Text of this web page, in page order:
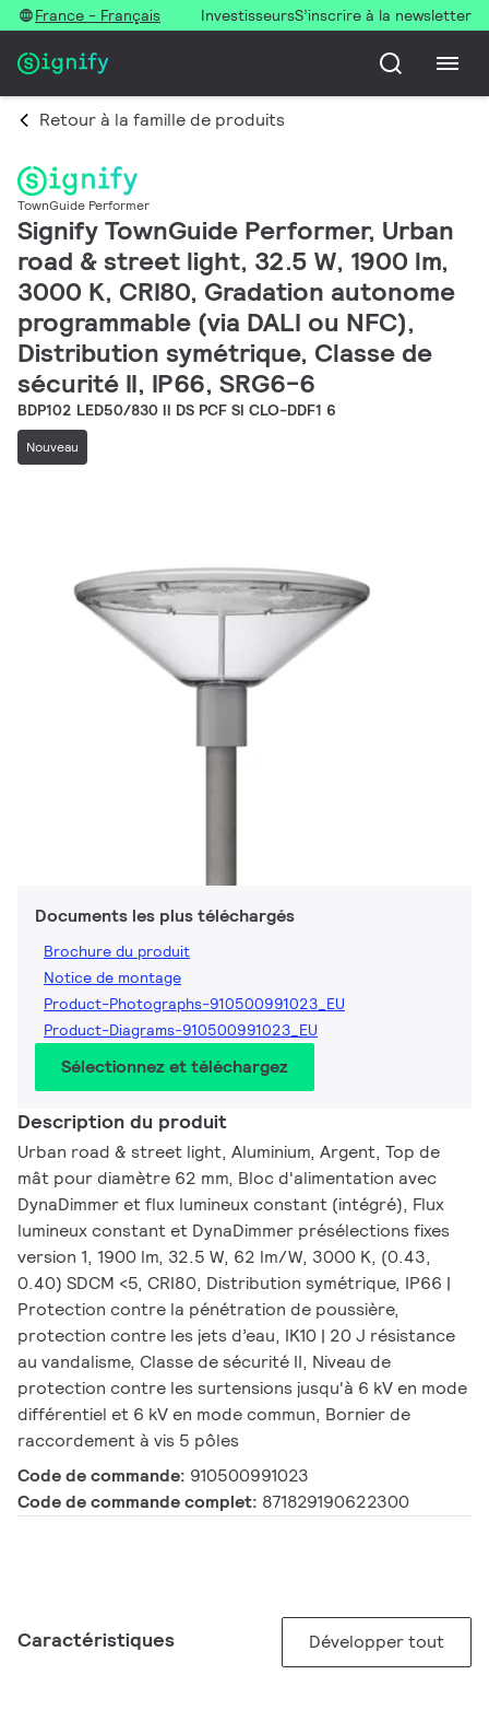
France - Français InvestisseursS’inscrire à la newsletter
Retour à la famille de produits
TownGuide Performer
Signify TownGuide Performer, Urban
road & street light, 32.5 W, 1900 lm,
3000 K, CRI80, Gradation autonome
programmable (via DALI ou NFC),
Distribution symétrique, Classe de
sécurité II, IP66, SRG6-6
BDP102 LED50/830 II DS PCF SI CLO-DDF1 6
Nouveau
Documents les plus téléchargés
Brochure du produit
Notice de montage
Product-Photographs-910500991023_EU
Product-Diagrams-910500991023_EU
Sélectionnez et téléchargez
Description du produit
Urban road & street light, Aluminium, Argent, Top de
mât pour diamètre 62 mm, Bloc d'alimentation avec
DynaDimmer et flux lumineux constant (intégré), Flux
lumineux constant et DynaDimmer présélections fixes
version 1, 1900 lm, 32.5 W, 62 lm/W, 3000 K, (0.43,
0.40) SDCM <5, CRI80, Distribution symétrique, IP66 |
Protection contre la pénétration de poussière,
protection contre les jets d’eau, IK10 | 20 J résistance
au vandalisme, Classe de sécurité II, Niveau de
protection contre les surtensions jusqu'à 6 kV en mode
différentiel et 6 kV en mode commun, Bornier de
raccordement à vis 5 pôles
Code de commande: 910500991023
Code de commande complet: 871829190622300
Caractéristiques Développer tout